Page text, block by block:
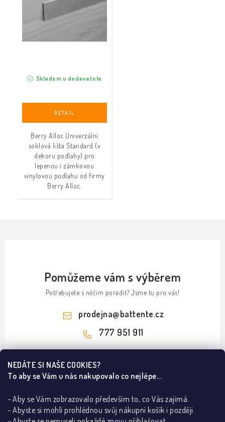
NEDÁTE SI NAŠE COOKIES?
To aby se Vám u nás nakupovalo co nejlépe...
- Aby se Vám zobrazovalo především to, co Vás zajímá.
- Abyste si mohli prohlédnou svůj nákupní košík i později.
Skladem u dodavatele
Berry Alloc Univerzální
soklová lišta Standard (v
dekoru podlahy) pro
lepenou i zámkovou
vinylovou podlahu od firmy
Berry Alloc.
Pomůžeme vám s výběrem
Potřebujete s něčím poradit? Jsme tu pro vás!
prodejna@battente.cz
777 951 911
Z
Informace pro vás
B2B
REALIZACE
Ze světa dveří a podlah